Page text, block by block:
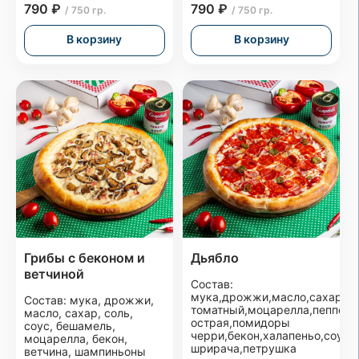
790 ₽ / 750 гр.
В корзину
790 ₽ / 750 гр.
В корзину
Грибы с беконом и
ветчиной
Состав: мука, дрожжи,
масло, сахар, соль,
соус, бешамель,
моцарелла, бекон,
ветчина, шампиньоны
Дьябло
Состав:
острая,помидоры
черри,бекон,халапеньо,соус
шрирача,петрушка